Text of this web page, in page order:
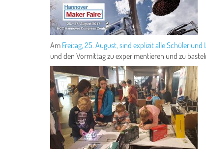
Am Freitag, 25. August, sind explizit alle Schüler und
und den Vormittag zu experimentieren und zu